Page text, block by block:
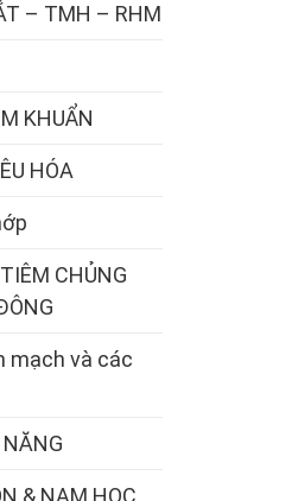
– TMH – RHM
KHUẨN
HÓA
CHỦNG
mạch và các
& NAM HỌC